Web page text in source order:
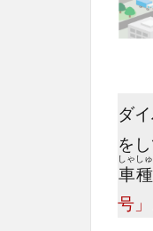
ダ
を
車
しゃ
種
しゅ
号」